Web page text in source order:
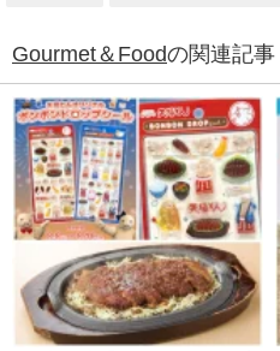
Gourmet＆Foodの関連記事